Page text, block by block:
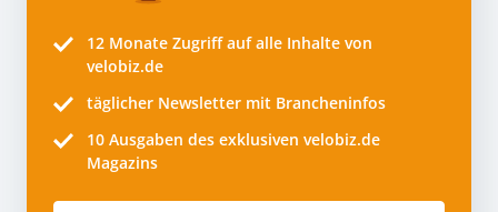
12 Monate Zugriff auf alle Inhalte von
velobiz.de
täglicher Newsletter mit Brancheninfos
10 Ausgaben des exklusiven velobiz.de
Magazins